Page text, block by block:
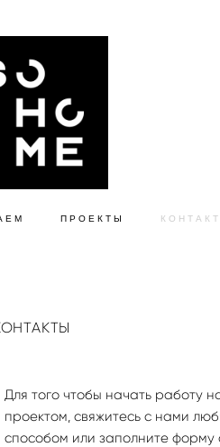
ПРОЕКТЫ
Для того чтобы начать работу
проектом, свяжитесь с нами
способом или заполните форму